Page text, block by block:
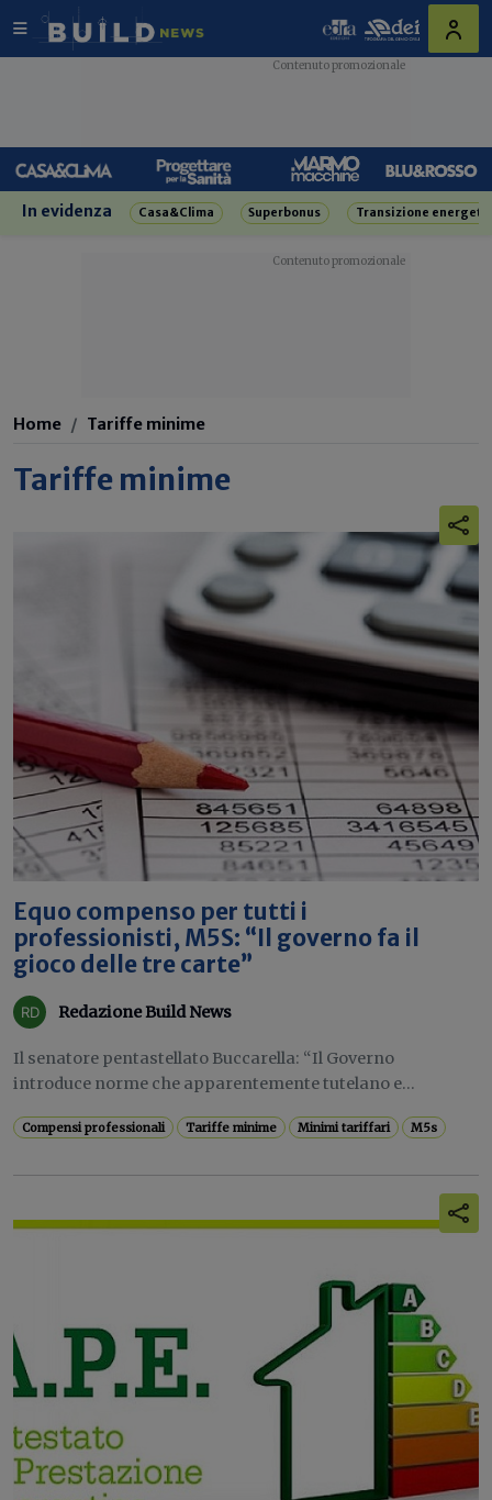
In evidenza Casa&Clima Superbonus Transizione
Home Tariffe minime
Tariffe minime
Equo compenso per tutti i
professionisti, M5S: “Il governo fa il
gioco delle tre carte”
Redazione Build News
Il senatore pentastellato Buccarella: “Il Governo
introduce norme che apparentemente tutelano e...
Compensi professionali Tariffe minime Minimi tariffari M5s